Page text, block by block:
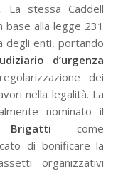
La stessa Caddell
base alla legge 231
degli enti, portando
d’urgenza
dei
nella legalità. La
nominato il
Brigatti come
di bonificare la
organizzativi